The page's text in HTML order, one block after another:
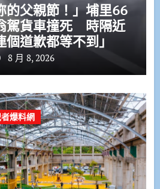
的父親節！」埔里66
駕貨車撞死 時隔近
道歉都等不到」
8 月 8, 2026
爆料網